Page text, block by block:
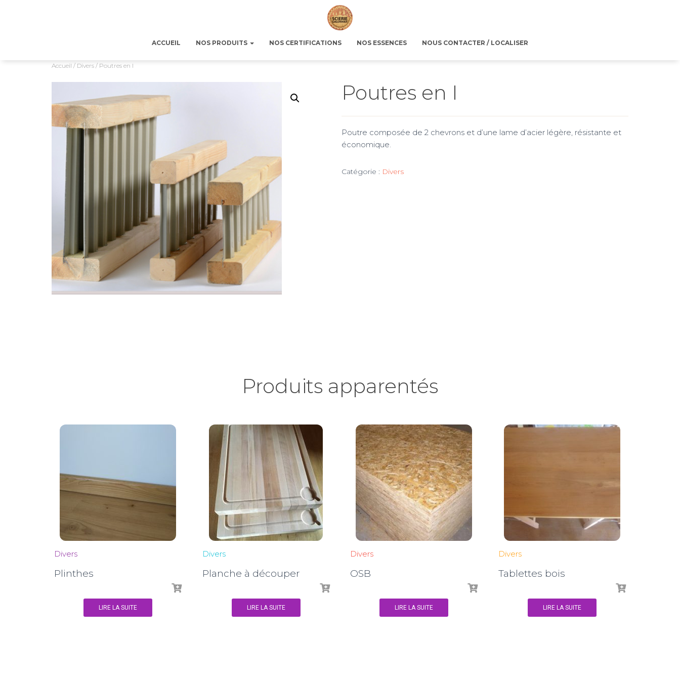
ACCUEIL NOS PRODUITS NOS CERTIFICATIONS NOS ESSENCES NOUS CONTACTER / LOCALISER
Accueil / Divers / Poutres en I
Poutres en I
Poutre composée de 2 chevrons et d’une lame d’acier légère, résistante et
économique.
Catégorie : Divers
Produits apparentés
Divers
Plinthes
LIRE LA SUITE
Divers
Planche à découper
LIRE LA SUITE
Divers
OSB
LIRE LA SUITE
Divers
Tablettes bois
LIRE LA SUITE